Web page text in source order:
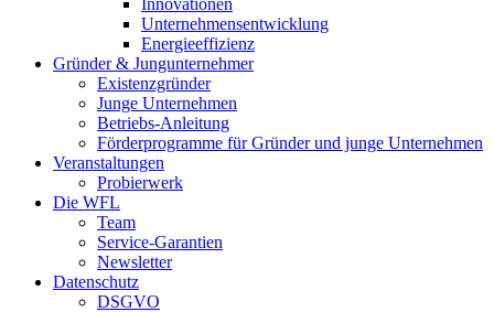
Innovationen
Unternehmensentwicklung
Energieeffizienz
Gründer & Jungunternehmer
Existenzgründer
Junge Unternehmen
Betriebs-Anleitung
Förderprogramme für Gründer und junge Unternehmen
Veranstaltungen
Probierwerk
Die WFL
Team
Service-Garantien
Newsletter
Datenschutz
DSGVO